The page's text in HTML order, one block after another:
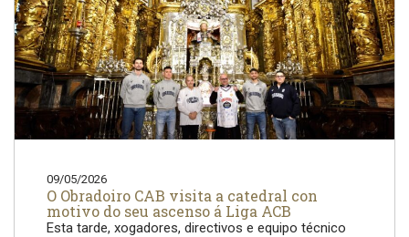
09/05/2026
O Obradoiro CAB visita a catedral con
motivo do seu ascenso á Liga ACB
Esta tarde, xogadores, directivos e equipo técnico